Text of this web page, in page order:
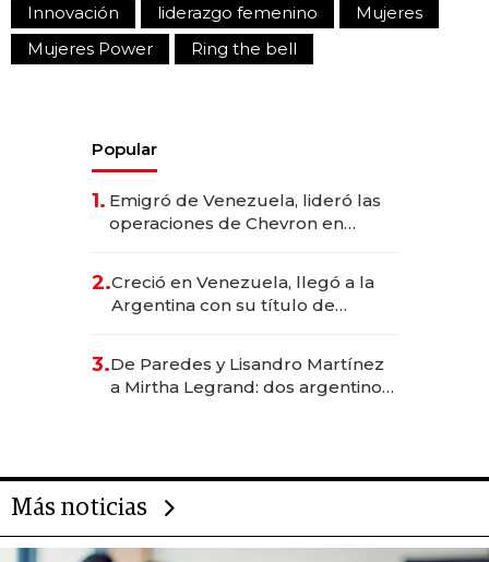
Innovación
liderazgo femenino
Mujeres
Mujeres Power
Ring the bell
Popular
1. Emigró de Venezuela, lideró las
operaciones de Chevron en
2.Creció en Venezuela, llegó a la
Argentina con su título de
las marcas "fast premium"
3.De Paredes y Lisandro Martínez
a Mirtha Legrand: dos argentinos
Más noticias